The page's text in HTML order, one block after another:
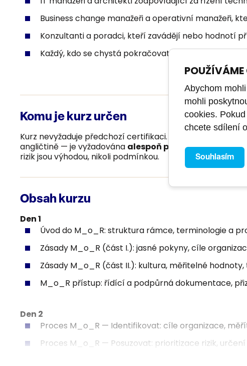
Business change manažeři a operativní manažeři,
Konzultanti a poradci, kteří zavádějí nebo hodnotí
Každý, kdo se chystá pokračovat na certifikaci
Komu je kurz určen
Kurz nevyžaduje předchozí certifikaci.
angličtině — je vyžadována alespoň pasivní znalost
rizik jsou výhodou, nikoli podmínkou.
Obsah kurzu
Den 1
Úvod do M_o_R: struktura rámce, terminologie a
Zásady M_o_R (část I.): jasné pokyny, cíle
Zásady M_o_R (část II.): kultura, měřitelné
M_o_R přístup: řídící a podpůrná dokumentace,
Den 2
Proces M_o_R — Identifikovat: cíle organizace,
Proces M_o_R — Posuzovat: prioritizace rizik,
POUŽÍVÁME
Abychom
mohli
cookies.
chcete sdílení
Souhlasím